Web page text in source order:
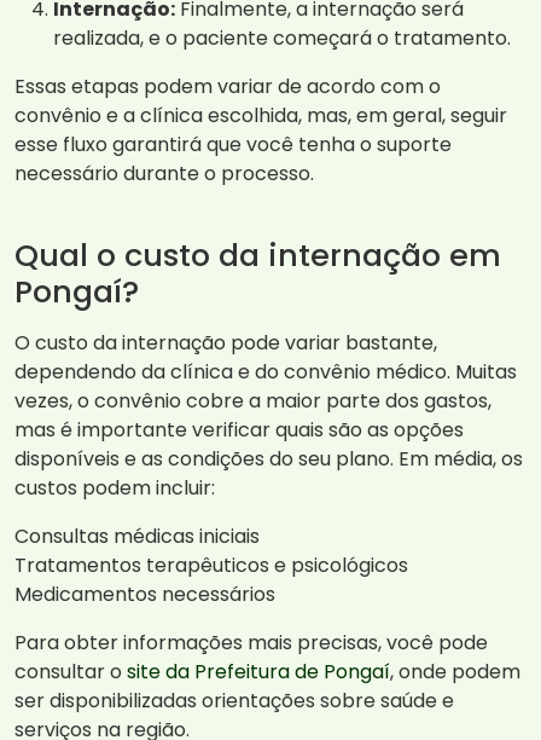
Internação: Finalmente, a internação será
realizada, e o paciente começará o tratamento.
Essas etapas podem variar de acordo com o
convênio e a clínica escolhida, mas, em geral, seguir
esse fluxo garantirá que você tenha o suporte
necessário durante o processo.
Qual o custo da internação em
Pongaí?
O custo da internação pode variar bastante,
dependendo da clínica e do convênio médico. Muitas
vezes, o convênio cobre a maior parte dos gastos,
mas é importante verificar quais são as opções
disponíveis e as condições do seu plano. Em média, os
custos podem incluir:
Consultas médicas iniciais
Tratamentos terapêuticos e psicológicos
Medicamentos necessários
Para obter informações mais precisas, você pode
consultar o site da Prefeitura de Pongaí, onde podem
ser disponibilizadas orientações sobre saúde e
serviços na região.